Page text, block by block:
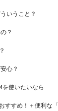
いうこと？
？
心？
使いたいなら
すすめ！＋便利な